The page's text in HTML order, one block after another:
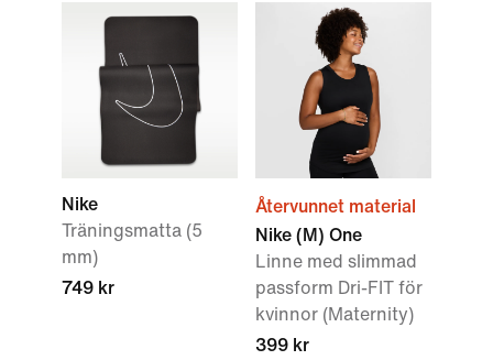
Nike
Träningsmatta (5
mm)
749 kr
Återvunnet material
Nike (M) One
Linne med slimmad
passform Dri-FIT för
kvinnor (Maternity)
399 kr